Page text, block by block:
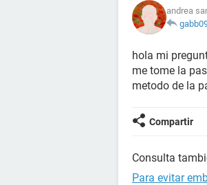
andrea
hola mi
me tome la
metodo de la
Compartir
Consulta
Para evitar